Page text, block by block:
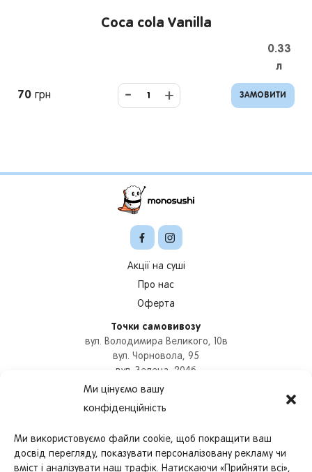
Ми цінуємо вашу
конфіденційність
Ми використовуємо файли cookie, щоб покращити ваш
досвід перегляду, показувати персоналізовану рекламу чи
вміст і аналізувати наш трафік. Натискаючи «Прийняти всі»,
Coca cola Vanilla
0.33
л
70 грн - + ЗАМОВИТИ
Акції на суші
Про нас
Оферта
Точки самовивозу
вул. Володимира Великого, 10в
вул. Чорновола, 95
вул. Зелена, 204б
вул. Героїв УПА, 73б
+380978780837
Графік роботи
працюємо з11:00до22:30